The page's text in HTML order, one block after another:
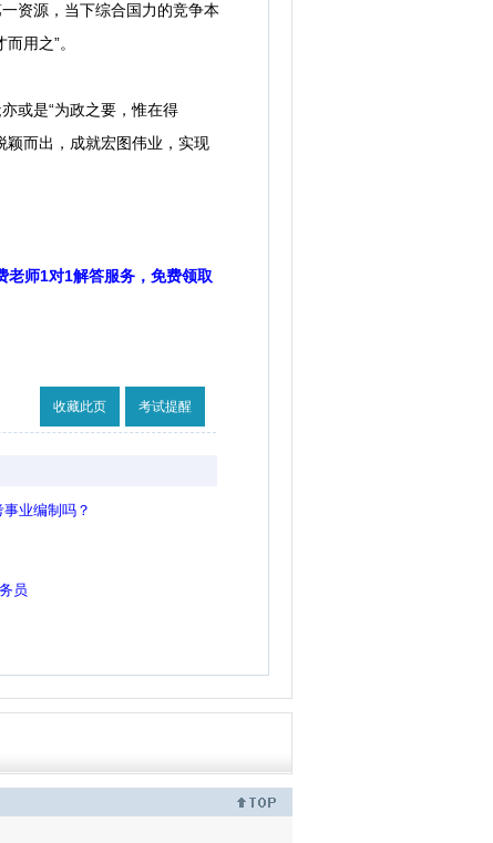
资源，当下综合国力的竞争本
用之”。
或是“为政之要，惟在得
而出，成就宏图伟业，实现
老师1对1解答服务，免费领取
收藏此页 考试提醒
业编制吗？
员